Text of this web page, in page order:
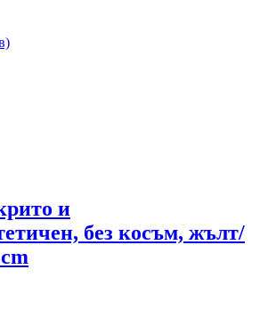
и
без косъм, жълт/